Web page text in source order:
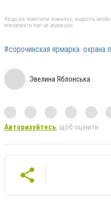
Якщо ви помітили помилку, виділіть
повідомити про це редакцію
#сорочинская ярмарка. охрана
Эвелина Яблонська
Авторизуйтесь, щоб оцінити